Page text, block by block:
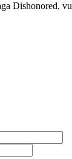
Dishonored,